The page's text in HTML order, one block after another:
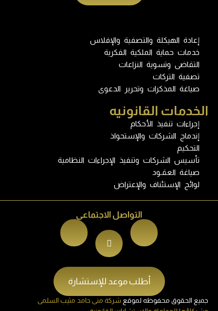
إعادة الهيكلة والتصفية والإفلاس
خدمات حماية الملكية الفكرية
التقاضى وتسوية النزاعات
تصفية التركات
صياغة المذكرات وتحرير الدعوى
الخدمات القانونيه
إجراءات تنفيذ الأحكام
إندماج الشركات والإستحواذ
التحكيم
تأسيس الشركات وتنفيذ الإجراءات النظامية
صياغة العقـود
لوائح الإستئناف والإعتراض
التواصل الاجتماعى
أطلب موعد للإستشارة
جميع الحقوق محفوظه لموقع شركة منى حامد مثيب السلمى